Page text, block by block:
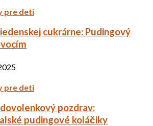
pre deti
cukrárne: Pudingový
pre deti
pozdrav:
pudingové koláčiky